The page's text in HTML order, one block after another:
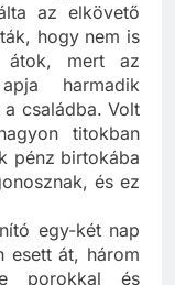
egy másik
az elkövető
hogy nem is
átok, mert az
harmadik
családba. Volt
titokban
pénz birtokába
és ez
egy-két nap
esett át, három